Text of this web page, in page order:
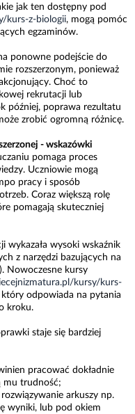
jak ten dostępny pod
kurs-z-biologii, mogą pomóc
egzaminów.
ponowne podejście do
rozszerzonym, ponieważ
Choć to
rekrutacji lub
później, poprawa rezultatu
zrobić ogromną różnicę.
- wskazówki
pomaga proces
Uczniowie mogą
pracy i sposób
Coraz większą rolę
pomagają skuteczniej
wykazała wysoki wskaźnik
z narzędzi bazujących na
Nowoczesne kursy
kursy/kurs-
odpowiada na pytania
kroku.
staje się bardziej
pracować dokładnie
mu trudność;
arkuszy np.
wyniki, lub pod okiem